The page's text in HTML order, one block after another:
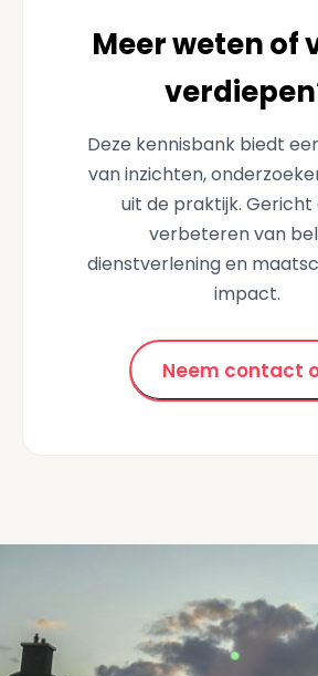
Meer weten of
Deze kennisbank biedt
van inzichten,
uit de praktijk.
verbeteren van
dienstverlening en
impact.
Neem contact